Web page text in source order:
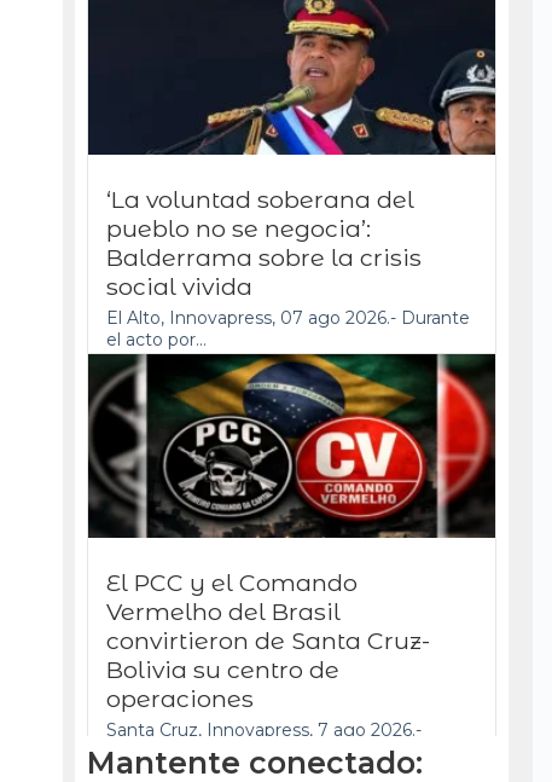
‘La voluntad soberana del
pueblo no se negocia’:
Balderrama sobre la crisis
social vivida
El Alto, Innovapress, 07 ago 2026.- Durante
el acto por...
El PCC y el Comando
Vermelho del Brasil
convirtieron de Santa Cruz-
Bolivia su centro de
operaciones
Santa Cruz, Innovapress, 7 ago 2026.-
Bolivia enfrenta una escalada...
Mantente conectado: